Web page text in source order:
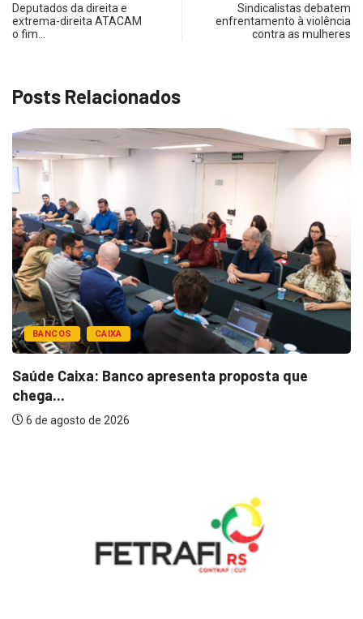
Deputados da direita e
extrema-direita ATACAM
o fim…
Sindicalistas debatem
enfrentamento à violência
contra as mulheres
Posts Relacionados
BANCOS CAIXA
Saúde Caixa: Banco apresenta proposta que
chega...
6 de agosto de 2026